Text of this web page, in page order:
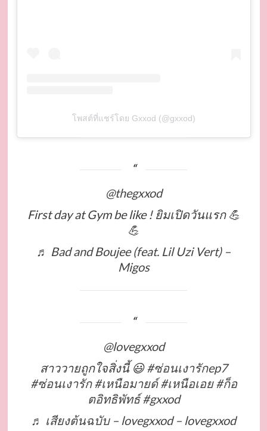
โพสต์ที่แชร์โดย Gxxod (@gxxod)
@thegxxod
First day at Gym be like ! ยิมเปิดวันแรก 💪
💪
♬ Bad and Boujee (feat. Lil Uzi Vert) –
Migos
@lovegxxod
สาววายถูกใจสิ่งนี้ 😃#ซ่อนเงารักep7
#ซ่อนเงารัก #เหนือมายด์ #เหนือเอย #ก็อ
ตอิทธิพัทธ์ #gxxod
♬ เสียงต้นฉบับ – lovegxxod – lovegxxod